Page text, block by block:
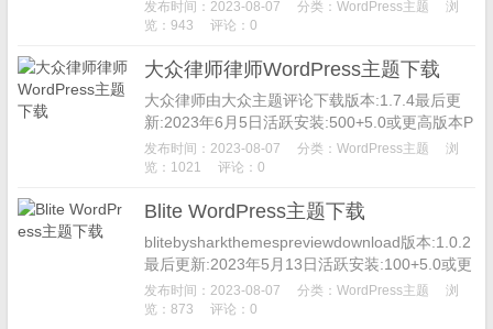
级律师...
发布时间：2023-08-07 分类： WordPress主题
浏
览：943
评论：0
大众律师律师WordPress主题下载
大众律师由大众主题评论下载版本:1.7.4最后更
新:2023年6月5日活跃安装:500+5.0或更高版本P
HP版本:7.2或更高主题主页VW律师律师主题旨
在时...
发布时间：2023-08-07 分类： WordPress主题
浏
览：1021
评论：0
Blite WordPress主题下载
blitebysharkthemespreviewdownload版本:1.0.2
最后更新:2023年5月13日活跃安装:100+5.0或更
高版本PHP版...
发布时间：2023-08-07 分类： WordPress主题
浏
览：873
评论：0